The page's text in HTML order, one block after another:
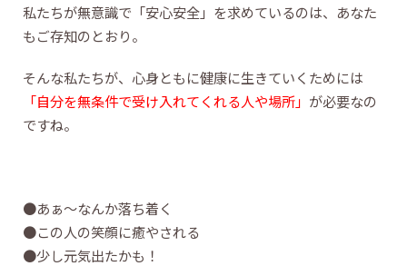
私たちが無意識で「安心安全」を求めているのは、あなた
もご存知のとおり。
そんな私たちが、心身ともに健康に生きていくためには
「自分を無条件で受け入れてくれる人や場所」 が必要なの
ですね。
●あぁ～なんか落ち着く
●この人の笑顔に癒やされる
●少し元気出たかも！